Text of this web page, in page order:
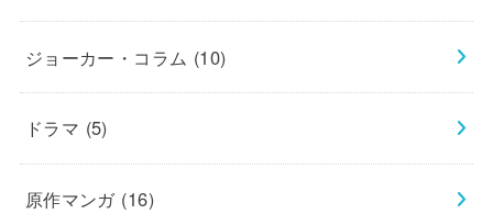
ジョーカー・コラム (10)
ドラマ (5)
原作マンガ (16)